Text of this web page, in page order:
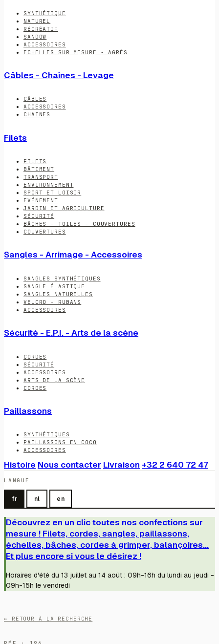
SYNTHÉTIQUE
NATUREL
RÉCRÉATIF
SANDOW
ACCESSOIRES
ECHELLES SUR MESURE - AGRÈS
Câbles - Chaînes - Levage
CÂBLES
ACCESSOIRES
CHAINES
Filets
FILETS
BÂTIMENT
TRANSPORT
ENVIRONNEMENT
SPORT ET LOISIR
EVÉNEMENT
JARDIN ET AGRICULTURE
SÉCURITÉ
BÂCHES - TOILES - COUVERTURES
COUVERTURES
Sangles - Arrimage - Accessoires
SANGLES SYNTHÉTIQUES
SANGLE ÉLASTIQUE
SANGLES NATURELLES
VELCRO - RUBANS
ACCESSOIRES
Sécurité - E.P.I. - Arts de la scène
CORDES
SÉCURITÉ
ACCESSOIRES
ARTS DE LA SCÈNE
CORDES
Paillassons
SYNTHÉTIQUES
PAILLASSONS EN COCO
ACCESSOIRES
Histoire Nous contacter Livraison +32 2 640 72 47
LANGUE
fr nl en
Découvrez en un clic toutes nos confections sur
mesure ! Filets, cordes, sangles, paillassons,
échelles, bâches, cordes à grimper, balançoires...
Et plus encore si vous le désirez !
Horaires d'été du 13 juillet au 14 août : 09h-16h du lundi au jeudi -
09h-15h le vendredi
← RETOUR À LA RECHERCHE